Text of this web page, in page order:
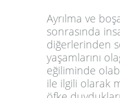
Ayrılma ve
sonrasında
diğerlerinden
yaşamlarını
eğiliminde
ile ilgili olarak